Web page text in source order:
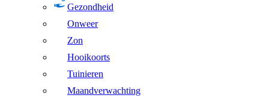
Gezondheid
Onweer
Zon
Hooikoorts
Tuinieren
Maandverwachting